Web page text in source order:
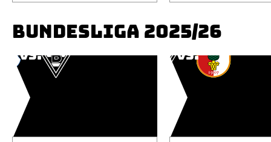
BUNDESLIGA 2025/26